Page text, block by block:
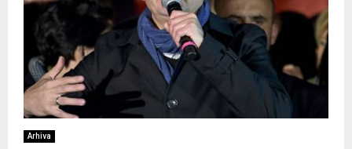
Arhiva